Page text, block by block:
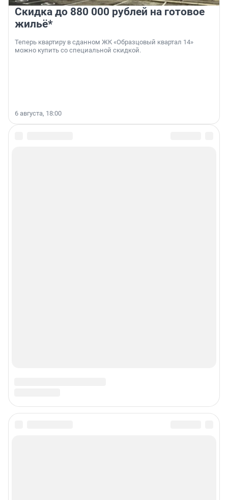
Скидка до 880 000 рублей на готовое
жильё*
Теперь квартиру в сданном ЖК «Образцовый квартал 14»
можно купить со специальной скидкой.
6 августа, 18:00